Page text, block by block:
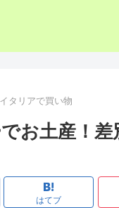
イタリアで買い物
お土産！
はてブ